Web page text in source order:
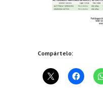
Compártelo: